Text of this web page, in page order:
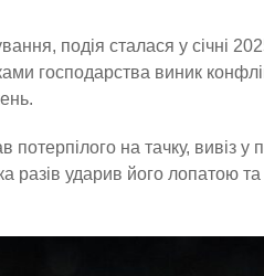
подія сталася у січні
господарства виник
на тачку, вивіз у
разів ударив його лопатою